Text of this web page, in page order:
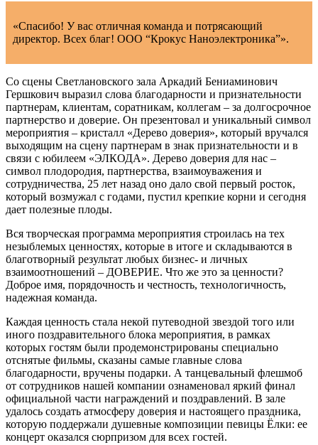
«Спасибо! У вас отличная команда и потрясающий
директор. Всех благ! ООО “Крокус Наноэлектроника”».
Со сцены Светлановского зала Аркадий Бениаминович
Гершкович выразил слова благодарности и признательности
партнерам, клиентам, соратникам, коллегам – за долгосрочное
партнерство и доверие. Он презентовал и уникальный символ
мероприятия – кристалл «Дерево доверия», который вручался
выходящим на сцену партнерам в знак признательности и в
связи с юбилеем «ЭЛКОДА». Дерево доверия для нас –
символ плодородия, партнерства, взаимоуважения и
сотрудничества, 25 лет назад оно дало свой первый росток,
который возмужал с годами, пустил крепкие корни и сегодня
дает полезные плоды.
Вся творческая программа мероприятия строилась на тех
незыблемых ценностях, которые в итоге и складываются в
благотворный результат любых бизнес- и личных
взаимоотношений – ДОВЕРИЕ. Что же это за ценности?
Доброе имя, порядочность и честность, технологичность,
надежная команда.
Каждая ценность стала некой путеводной звездой того или
иного поздравительного блока мероприятия, в рамках
которых гостям были продемонстрированы специально
отснятые фильмы, сказаны самые главные слова
благодарности, вручены подарки. А танцевальный флешмоб
от сотрудников нашей компании ознаменовал яркий финал
официальной части награждений и поздравлений. В зале
удалось создать атмосферу доверия и настоящего праздника,
которую поддержали душевные композиции певицы Ёлки: ее
концерт оказался сюрпризом для всех гостей.